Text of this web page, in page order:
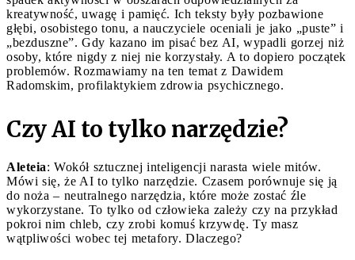
kreatywność, uwagę i pamięć. Ich teksty były pozbawione
głębi, osobistego tonu, a nauczyciele oceniali je jako „puste” i
„bezduszne”. Gdy kazano im pisać bez AI, wypadli gorzej niż
osoby, które nigdy z niej nie korzystały. A to dopiero początek
problemów. Rozmawiamy na ten temat z Dawidem
Radomskim, profilaktykiem zdrowia psychicznego.
Czy AI to tylko narzędzie?
Aleteia: Wokół sztucznej inteligencji narasta wiele mitów.
Mówi się, że AI to tylko narzędzie. Czasem porównuje się ją
do noża – neutralnego narzędzia, które może zostać źle
wykorzystane. To tylko od człowieka zależy czy na przykład
pokroi nim chleb, czy zrobi komuś krzywdę. Ty masz
wątpliwości wobec tej metafory. Dlaczego?